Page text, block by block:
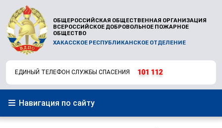
ОБЩЕРОССИЙСКАЯ ОБЩЕСТВЕННАЯ ОРГАНИЗАЦИЯ
ВСЕРОССИЙСКОЕ ДОБРОВОЛЬНОЕ ПОЖАРНОЕ
ОБЩЕСТВО
ХАКАССКОЕ РЕСПУБЛИКАНСКОЕ ОТДЕЛЕНИЕ
ЕДИНЫЙ ТЕЛЕФОН СЛУЖБЫ СПАСЕНИЯ 101 112
Навигация по сайту